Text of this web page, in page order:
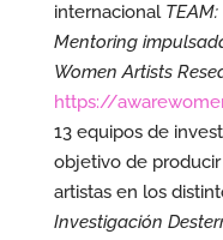
internacional
Mentoring
Women Artists
https://
13 equipos de
objetivo de
artistas en los
Investigación